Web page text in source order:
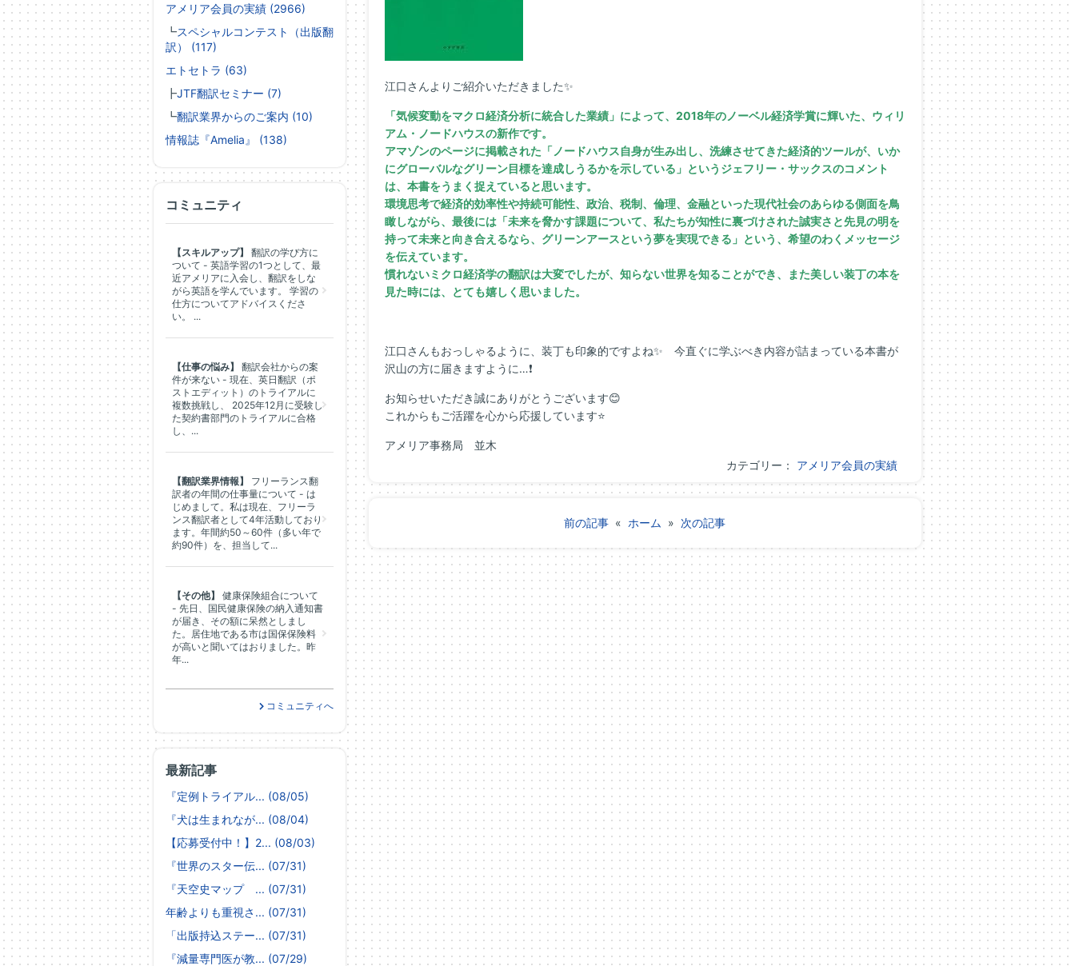
江口さんよりご紹介いただきました✨
「気候変動をマクロ経済分析に統合した業績」によって、2018年のノーベル経済学賞に輝いた、ウィリ
アム・ノードハウスの新作です。
アマゾンのページに掲載された「ノードハウス自身が生み出し、洗練させてきた経済的ツールが、いか
にグローバルなグリーン目標を達成しうるかを示している」というジェフリー・サックスのコメント
は、本書をうまく捉えていると思います。
環境思考で経済的効率性や持続可能性、政治、税制、倫理、金融といった現代社会のあらゆる側面を鳥
瞰しながら、最後には「未来を脅かす課題について、私たちが知性に裏づけされた誠実さと先見の明を
持って未来と向き合えるなら、グリーンアースという夢を実現できる」という、希望のわくメッセージ
を伝えています。
慣れないミクロ経済学の翻訳は大変でしたが、知らない世界を知ることができ、また美しい装丁の本を
見た時には、とても嬉しく思いました。
江口さんもおっしゃるように、装丁も印象的ですよね✨ 今直ぐに学ぶべき内容が詰まっている本書が
沢山の方に届きますように…❗
お知らせいただき誠にありがとうございます😊
これからもご活躍を心から応援しています⭐
アメリア事務局 並木
カテゴリー： アメリア会員の実績
前の記事 « ホーム » 次の記事
アメリア会員の実績 (2966)
┗スペシャルコンテスト（出版翻
訳） (117)
エトセトラ (63)
┣JTF翻訳セミナー (7)
┗翻訳業界からのご案内 (10)
情報誌『Amelia』 (138)
最新記事
『定例トライアル... (08/05)
『犬は生まれなが... (08/04)
【応募受付中！】2... (08/03)
『世界のスター伝... (07/31)
『天空史マップ ... (07/31)
年齢よりも重視さ... (07/31)
「出版持込ステー... (07/31)
『減量専門医が教... (07/29)
コミュニティ
【スキルアップ】
翻訳の学び方に
ついて - 英語学習の1つとして、最
近アメリアに入会し、翻訳をしな
がら英語を学んでいます。 学習の
仕方についてアドバイスくださ
い。 ...
【仕事の悩み】
翻訳会社からの案
件が来ない - 現在、英日翻訳（ポ
ストエディット）のトライアルに
複数挑戦し、 2025年12月に受験し
た契約書部門のトライアルに合格
し、...
【翻訳業界情報】
フリーランス翻
訳者の年間の仕事量について - は
じめまして。私は現在、フリーラ
ンス翻訳者として4年活動しており
ます。年間約50～60件（多い年で
約90件）を、担当して...
【その他】
健康保険組合について
- 先日、国民健康保険の納入通知書
が届き、その額に呆然としまし
た。居住地である市は国保保険料
が高いと聞いてはおりました。昨
年...
コミュニティへ